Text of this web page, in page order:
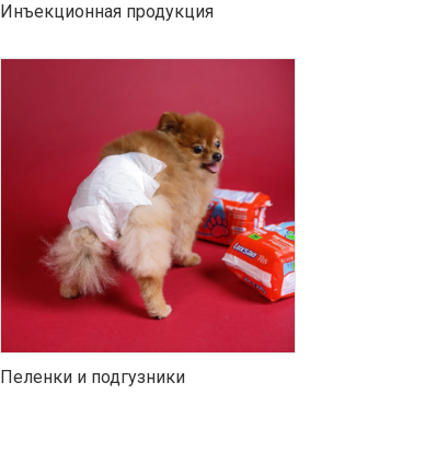
Инъекционная продукция
Пеленки и подгузники